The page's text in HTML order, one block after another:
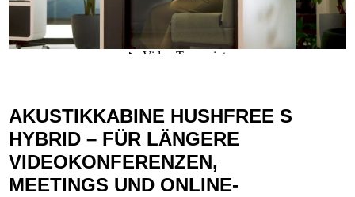
AKUSTIKKABINE HUSHFREE S
HYBRID – FÜR LÄNGERE
VIDEOKONFERENZEN,
MEETINGS UND ONLINE-